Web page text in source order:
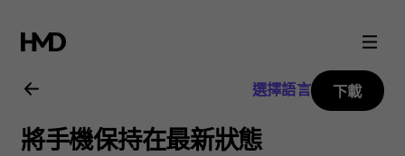
Nokia
2.4
用
選擇語言 下載
將手機保持在最新狀態